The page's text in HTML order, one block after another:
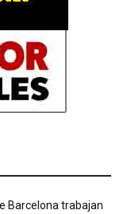
Barcelona trabajan